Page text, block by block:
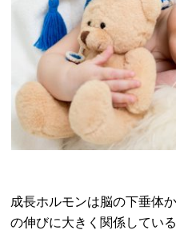
成長ホルモンは脳の下垂体
の伸びに大きく関係してい